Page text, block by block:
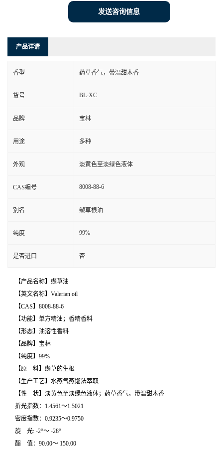
发送咨询信息
产品详请
香型 药草香气，带温甜木香
货号 BL-XC
品牌 宝林
用途 多种
外观 淡黄色至淡绿色液体
CAS编号 8008-88-6
别名 缬草根油
纯度 99%
是否进口 否
【产品名称】缬草油
【英文名称】Valerian oil
【CAS】8008-88-6
【功能】单方精油；香精香料
【形态】油溶性香料
【品牌】宝林
【纯度】99%
【原 料】缬草的生根
【生产工艺】水蒸气蒸馏法萃取
【性 状】淡黄色至淡绿色液体；药草香气，带温甜木香
折光指数：1.4561～1.5021
密度指数：0.9235～0.9750
旋 光: -2°～ -28°
酯 值：90.00～ 150.00